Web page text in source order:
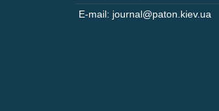
E-mail: journal@paton.kiev.ua